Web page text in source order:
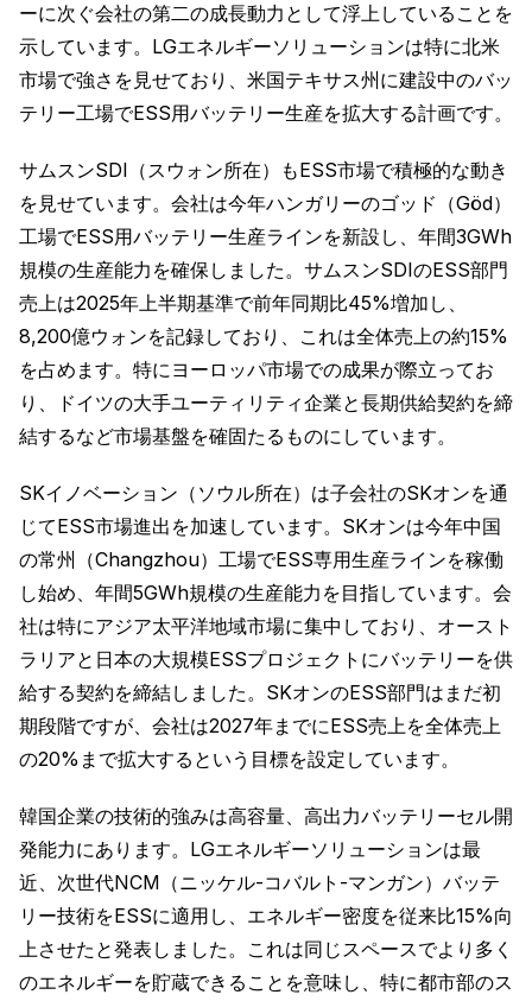
ーに次ぐ会社の第二の成長動力として浮上していることを
示しています。LGエネルギーソリューションは特に北米
市場で強さを見せており、米国テキサス州に建設中のバッ
テリー工場でESS用バッテリー生産を拡大する計画です。
サムスンSDI（スウォン所在）もESS市場で積極的な動き
を見せています。会社は今年ハンガリーのゴッド（Göd）
工場でESS用バッテリー生産ラインを新設し、年間3GWh
規模の生産能力を確保しました。サムスンSDIのESS部門
売上は2025年上半期基準で前年同期比45%増加し、
8,200億ウォンを記録しており、これは全体売上の約15%
を占めます。特にヨーロッパ市場での成果が際立ってお
り、ドイツの大手ユーティリティ企業と長期供給契約を締
結するなど市場基盤を確固たるものにしています。
SKイノベーション（ソウル所在）は子会社のSKオンを通
じてESS市場進出を加速しています。SKオンは今年中国
の常州（Changzhou）工場でESS専用生産ラインを稼働
し始め、年間5GWh規模の生産能力を目指しています。会
社は特にアジア太平洋地域市場に集中しており、オースト
ラリアと日本の大規模ESSプロジェクトにバッテリーを供
給する契約を締結しました。SKオンのESS部門はまだ初
期段階ですが、会社は2027年までにESS売上を全体売上
の20%まで拡大するという目標を設定しています。
韓国企業の技術的強みは高容量、高出力バッテリーセル開
発能力にあります。LGエネルギーソリューションは最
近、次世代NCM（ニッケル-コバルト-マンガン）バッテ
リー技術をESSに適用し、エネルギー密度を従来比15%向
上させたと発表しました。これは同じスペースでより多く
のエネルギーを貯蔵できることを意味し、特に都市部のス